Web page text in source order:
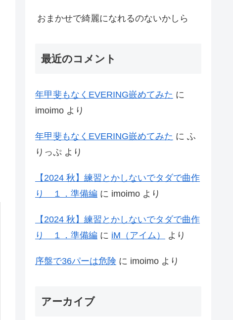
おまかせで綺麗になれるのないかしら
最近のコメント
年甲斐もなくEVERING嵌めてみた に
imoimo より
年甲斐もなくEVERING嵌めてみた に ふ
りっぷ より
【2024 秋】練習とかしないでタダで曲作
り １．準備編 に imoimo より
【2024 秋】練習とかしないでタダで曲作
り １．準備編 に iM（アイム） より
序盤で36パーは危険 に imoimo より
アーカイブ